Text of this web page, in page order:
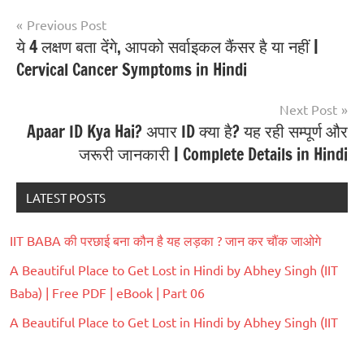
Previous Post
ये 4 लक्षण बता देंगे, आपको सर्वाइकल कैंसर है या नहीं |
Cervical Cancer Symptoms in Hindi
Next Post
Apaar ID Kya Hai? अपार ID क्या है? यह रही सम्पूर्ण और
जरूरी जानकारी | Complete Details in Hindi
LATEST POSTS
IIT BABA की परछाई बना कौन है यह लड़का ? जान कर चौंक जाओगे
A Beautiful Place to Get Lost in Hindi by Abhey Singh (IIT
Baba) | Free PDF | eBook | Part 06
A Beautiful Place to Get Lost in Hindi by Abhey Singh (IIT